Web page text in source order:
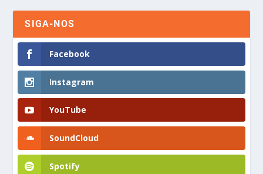
SIGA-NOS
Facebook
Instagram
YouTube
SoundCloud
Spotify